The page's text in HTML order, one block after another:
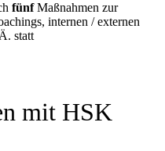
fünfMaßnahmen zur
internen / externen
statt
mit HSK